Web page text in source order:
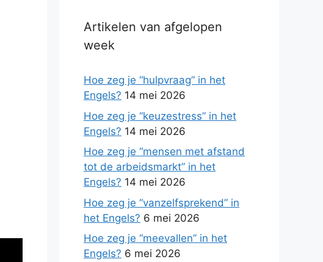
Artikelen van afgelopen
week
Hoe zeg je “hulpvraag” in het
Engels? 14 mei 2026
Hoe zeg je “keuzestress” in het
Engels? 14 mei 2026
Hoe zeg je “mensen met afstand
tot de arbeidsmarkt” in het
Engels? 14 mei 2026
Hoe zeg je “vanzelfsprekend” in
het Engels? 6 mei 2026
Hoe zeg je “meevallen” in het
Engels? 6 mei 2026